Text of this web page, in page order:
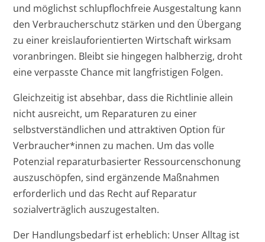
und möglichst schlupflochfreie Ausgestaltung kann
den Verbraucherschutz stärken und den Übergang
zu einer kreislauforientierten Wirtschaft wirksam
voranbringen. Bleibt sie hingegen halbherzig, droht
eine verpasste Chance mit langfristigen Folgen.
Gleichzeitig ist absehbar, dass die Richtlinie allein
nicht ausreicht, um Reparaturen zu einer
selbstverständlichen und attraktiven Option für
Verbraucher*innen zu machen. Um das volle
Potenzial reparaturbasierter Ressourcenschonung
auszuschöpfen, sind ergänzende Maßnahmen
erforderlich und das Recht auf Reparatur
sozialverträglich auszugestalten.
Der Handlungsbedarf ist erheblich: Unser Alltag ist